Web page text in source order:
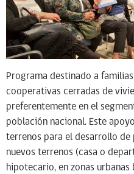
Programa destinado a
cooperativas cerradas de
preferentemente en el
población nacional. Este
terrenos para el desarrollo
nuevos terrenos (casa o
hipotecario, en zonas urbanas